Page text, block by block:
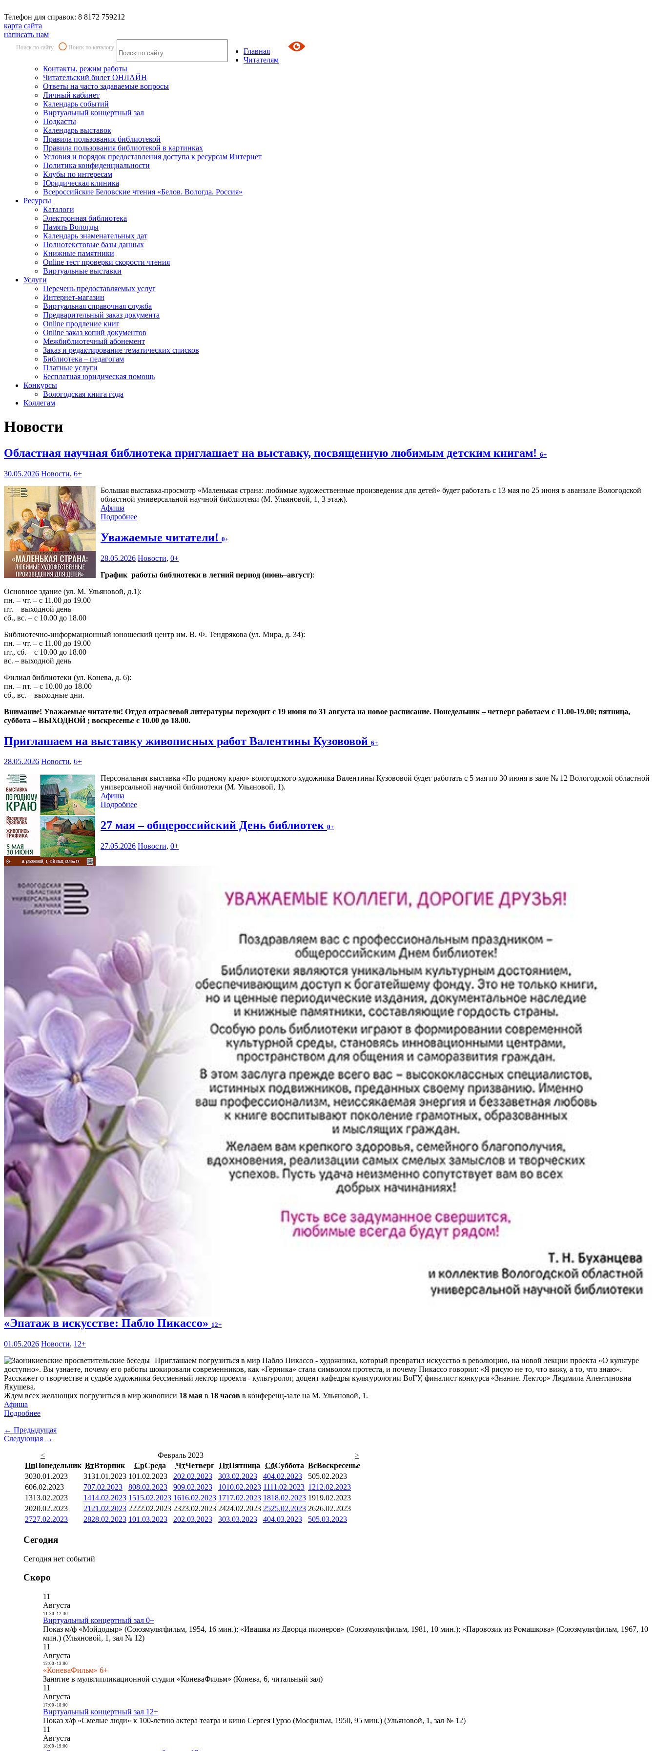
Телефон для справок: 8 8172 759212
карта сайта
написать нам
Поиск по сайту Поиск по каталогу
Главная
Читателям
Контакты, режим работы
Читательский билет ОНЛАЙН
Ответы на часто задаваемые вопросы
Личный кабинет
Календарь событий
Виртуальный концертный зал
Подкасты
Календарь выставок
Правила пользования библиотекой
Правила пользования библиотекой в картинках
Условия и порядок предоставления доступа к ресурсам Интернет
Политика конфиденциальности
Клубы по интересам
Юридическая клиника
Всероссийские Беловские чтения «Белов. Вологда. Россия»
Ресурсы
Каталоги
Электронная библиотека
Память Вологды
Календарь знаменательных дат
Полнотекстовые базы данных
Книжные памятники
Online тест проверки скорости чтения
Виртуальные выставки
Услуги
Перечень предоставляемых услуг
Интернет-магазин
Виртуальная справочная служба
Предварительный заказ документа
Online продление книг
Online заказ копий документов
Межбиблиотечный абонемент
Заказ и редактирование тематических списков
Библиотека – педагогам
Платные услуги
Бесплатная юридическая помощь
Конкурсы
Вологодская книга года
Коллегам
Новости
Областная научная библиотека приглашает на выставку, посвященную любимым детским книгам! 6+
30.05.2026 Новости, 6+
Большая выставка-просмотр «Маленькая страна: любимые художественные произведения для детей» будет работать с 13 мая по 25 июня в аванзале Вологодской
областной универсальной научной библиотеки (М. Ульяновой, 1, 3 этаж).
Афиша
Подробнее
Уважаемые читатели! 0+
28.05.2026 Новости, 0+
График работы библиотеки в летний период (июнь–август):
Основное здание (ул. М. Ульяновой, д.1):
пн. – чт. – с 11.00 до 19.00
пт. – выходной день
сб., вс. – с 10.00 до 18.00
Библиотечно-информационный юношеский центр им. В. Ф. Тендрякова (ул. Мира, д. 34):
пн. – чт. – с 11.00 до 19.00
пт., сб. – с 10.00 до 18.00
вс. – выходной день
Филиал библиотеки (ул. Конева, д. 6):
пн. – пт. – с 10.00 до 18.00
сб., вс. – выходные дни.
Внимание! Уважаемые читатели! Отдел отраслевой литературы переходит с 19 июня по 31 августа на новое расписание. Понедельник – четверг работаем с 11.00-19.00; пятница,
суббота – ВЫХОДНОЙ ; воскресенье с 10.00 до 18.00.
Приглашаем на выставку живописных работ Валентины Кузововой 6+
28.05.2026 Новости, 6+
Персональная выставка «По родному краю» вологодского художника Валентины Кузововой будет работать с 5 мая по 30 июня в зале № 12 Вологодской областной
универсальной научной библиотеки (М. Ульяновой, 1).
Афиша
Подробнее
27 мая – общероссийский День библиотек 0+
27.05.2026 Новости, 0+
«Эпатаж в искусстве: Пабло Пикассо» 12+
01.05.2026 Новости, 12+
Приглашаем погрузиться в мир Пабло Пикассо - художника, который превратил искусство в революцию, на новой лекции проекта «О культуре
доступно». Вы узнаете, почему его работы шокировали современников, как «Герника» стала символом протеста, и почему Пикассо говорил: «Я рисую не то, что вижу, а то, что знаю».
Расскажет о творчестве и судьбе художника бессменный лектор проекта - культуролог, доцент кафедры культурологии ВоГУ, финалист конкурса «Знание. Лектор» Людмила Алентиновна
Якушева.
Ждем всех желающих погрузиться в мир живописи 18 мая в 18 часов в конференц-зале на М. Ульяновой, 1.
Афиша
Подробнее
← Предыдущая
Следующая →
<
Февраль 2023
>
ПнПонедельник ВтВторник СрСреда ЧтЧетверг ПтПятница СбСуббота ВсВоскресенье
3030.01.2023 3131.01.2023 101.02.2023 202.02.2023 303.02.2023 404.02.2023 505.02.2023
606.02.2023 707.02.2023 808.02.2023 909.02.2023 1010.02.2023 1111.02.2023 1212.02.2023
1313.02.2023 1414.02.2023 1515.02.2023 1616.02.2023 1717.02.2023 1818.02.2023 1919.02.2023
2020.02.2023 21 21.02.2023 2222.02.2023 2323.02.2023 2424.02.2023 2525.02.2023 2626.02.2023
2727.02.2023 2828.02.2023 101.03.2023 202.03.2023 303.03.2023 404.03.2023 505.03.2023
Сегодня
Сегодня нет событий
Скоро
11
Августа
11:30- 12:30
Виртуальный концертный зал 0+
Показ м/ф «Мойдодыр» (Союзмультфильм, 1954, 16 мин.); «Ивашка из Дворца пионеров» (Союзмультфильм, 1981, 10 мин.); «Паровозик из Ромашкова» (Союзмультфильм, 1967, 10
мин.) (Ульяновой, 1, зал № 12)
11
Августа
12:00- 13:00
«КоневаФильм» 6+
Занятие в мультипликационной студии «КоневаФильм» (Конева, 6, читальный зал)
11
Августа
17:00- 18:00
Виртуальный концертный зал 12+
Показ х/ф «Смелые люди» к 100-летию актера театра и кино Сергея Гурзо (Мосфильм, 1950, 95 мин.) (Ульяновой, 1, зал № 12)
11
Августа
18:00- 19:00